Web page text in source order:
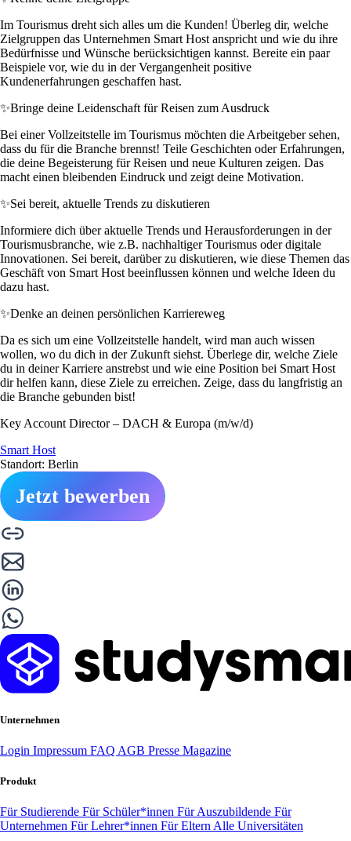
Im Tourismus dreht sich alles um die Kunden! Überleg dir, welche
Zielgruppen das Unternehmen Smart Host anspricht und wie du ihre
Bedürfnisse und Wünsche berücksichtigen kannst. Bereite ein paar
Beispiele vor, wie du in der Vergangenheit positive
Kundenerfahrungen geschaffen hast.
✨Bringe deine Leidenschaft für Reisen zum Ausdruck
Bei einer Vollzeitstelle im Tourismus möchten die Arbeitgeber sehen,
dass du für die Branche brennst! Teile Geschichten oder Erfahrungen,
die deine Begeisterung für Reisen und neue Kulturen zeigen. Das
macht einen bleibenden Eindruck und zeigt deine Motivation.
✨Sei bereit, aktuelle Trends zu diskutieren
Informiere dich über aktuelle Trends und Herausforderungen in der
Tourismusbranche, wie z.B. nachhaltiger Tourismus oder digitale
Innovationen. Sei bereit, darüber zu diskutieren, wie diese Themen das
Geschäft von Smart Host beeinflussen können und welche Ideen du
dazu hast.
✨Denke an deinen persönlichen Karriereweg
Da es sich um eine Vollzeitstelle handelt, wird man auch wissen
wollen, wo du dich in der Zukunft siehst. Überlege dir, welche Ziele
du in deiner Karriere anstrebst und wie eine Position bei Smart Host
dir helfen kann, diese Ziele zu erreichen. Zeige, dass du langfristig an
die Branche gebunden bist!
Key Account Director – DACH & Europa (m/w/d)
Smart Host
Standort: Berlin
Jetzt bewerben
Unternehmen
Login Impressum FAQ AGB Presse Magazine
Produkt
Für Studierende Für Schüler*innen Für Auszubildende Für
Unternehmen Für Lehrer*innen Für Eltern Alle Universitäten